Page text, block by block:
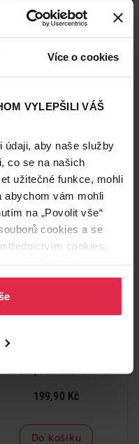
Více o cookies
VYLEPŠILI VÁŠ
údaji, aby naše služby
co se na našich
užitečné funkce, mohli
vám mohli
na „Povolit vše“
cookies a se
cookies.
Rimmel London Make-up
Kind&Free GlowIt Up Skin
Do košíku
199,90 Kč/ks
dostupné online
načítám
krém proti vráskám +
199,90 Kč
Do košíku